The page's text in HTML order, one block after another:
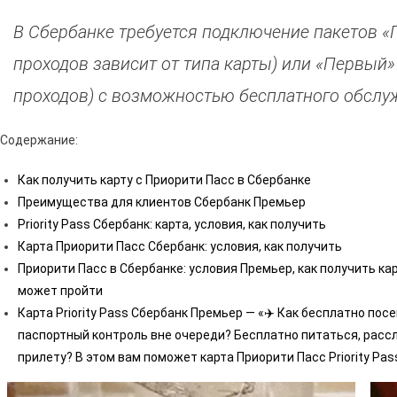
В Сбербанке требуется подключение пакетов
проходов зависит от типа карты) или
проходов) с возможностью бесплатного
Содержание:
Как получить карту с Приорити Пасс в Сбербанке
Преимущества для клиентов Сбербанк Премьер
Priority Pass Сбербанк: карта, условия, как получить
Карта Приорити Пасс Сбербанк: условия, как получить
Приорити Пасс в Сбербанке: условия Премьер, как получить
может пройти
Карта Priority Pass Сбербанк Премьер — «✈️ Как бесплатно
паспортный контроль вне очереди? Бесплатно питаться,
прилету? В этом вам поможет карта Приорити Пасс Priority